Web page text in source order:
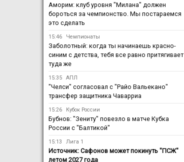
Аморим: клуб уровня "Милана" должен
бороться за чемпионство. Мы постараемся
это сделать
15:46 Чемпионаты
Заболотный: когда ты начинаешь красно-
синим с детства, тебя все равно притягивает
туда же
15:35 АПЛ
"Челси" согласовал с "Райо Вальекано"
трансфер защитника Чаварриа
15:26 Кубок России
Бубнов: "Зениту" повезло в матче Кубка
России с "Балтикой"
15:13 Лига 1
Источник: Сафонов может покинуть "ПСЖ"
летом 2027 года